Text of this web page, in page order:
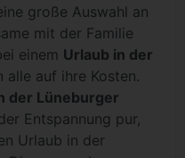
große Auswahl an
mit der Familie
einem Urlaub in der
alle auf ihre Kosten.
der Lüneburger
Entspannung pur,
Urlaub in der